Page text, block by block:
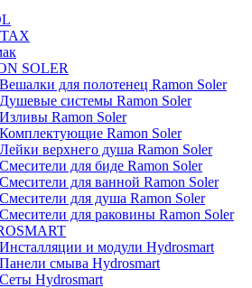
SOLER
Вешалки для полотенец Ramon Soler
Душевые системы Ramon Soler
Изливы Ramon Soler
Комплектующие Ramon Soler
Лейки верхнего душа Ramon Soler
Смесители для биде Ramon Soler
Смесители для ванной Ramon Soler
Смесители для душа Ramon Soler
Смесители для раковины Ramon Soler
Инсталляции и модули Hydrosmart
Панели смыва Hydrosmart
Сеты Hydrosmart